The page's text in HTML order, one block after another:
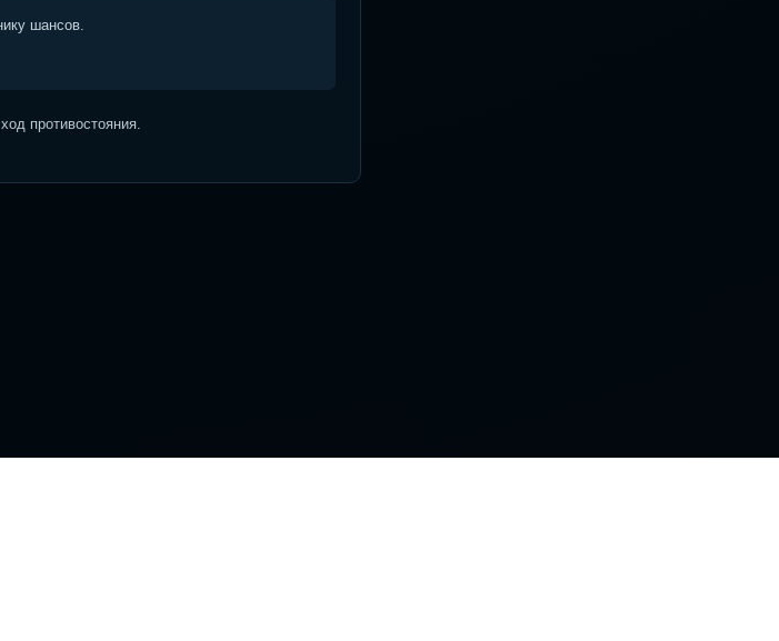
шансов.
противостояния.